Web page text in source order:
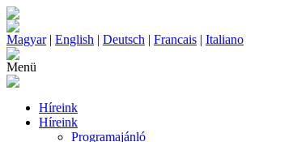
Magyar| English | Deutsch | Francais | Italiano
Menü
Híreink
Híreink
Programajánló